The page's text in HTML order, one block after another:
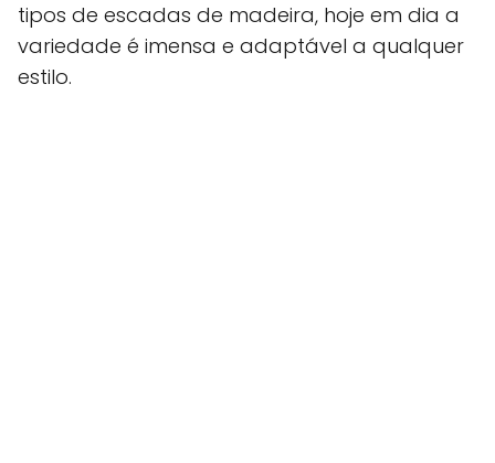
tipos de escadas de madeira, hoje em dia a
variedade é imensa e adaptável a qualquer
estilo.